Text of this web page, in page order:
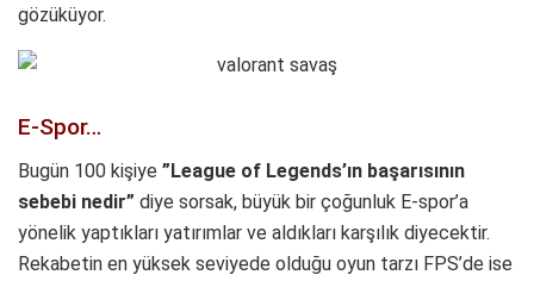
gözüküyor.
E-Spor…
Bugün 100 kişiye ”League of Legends’ın başarısının
sebebi nedir” diye sorsak, büyük bir çoğunluk E-spor’a
yönelik yaptıkları yatırımlar ve aldıkları karşılık diyecektir.
Rekabetin en yüksek seviyede olduğu oyun tarzı FPS’de ise